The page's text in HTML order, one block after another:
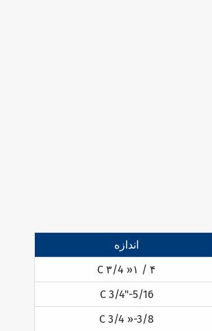
اندازه
C ۳/4 »۱ / ۴
C 3/4"-5/16
C 3/4 »-3/8